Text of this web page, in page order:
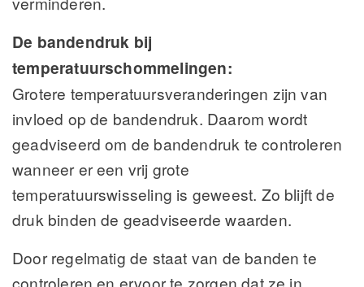
De bandendruk bij
temperatuurschommelingen:
Grotere temperatuursveranderingen zijn van
invloed op de bandendruk. Daarom wordt
geadviseerd om de bandendruk te controleren
wanneer er een vrij grote
temperatuurswisseling is geweest. Zo blijft de
druk binden de geadviseerde waarden.
Door regelmatig de staat van de banden te
controleren en ervoor te zorgen dat ze in